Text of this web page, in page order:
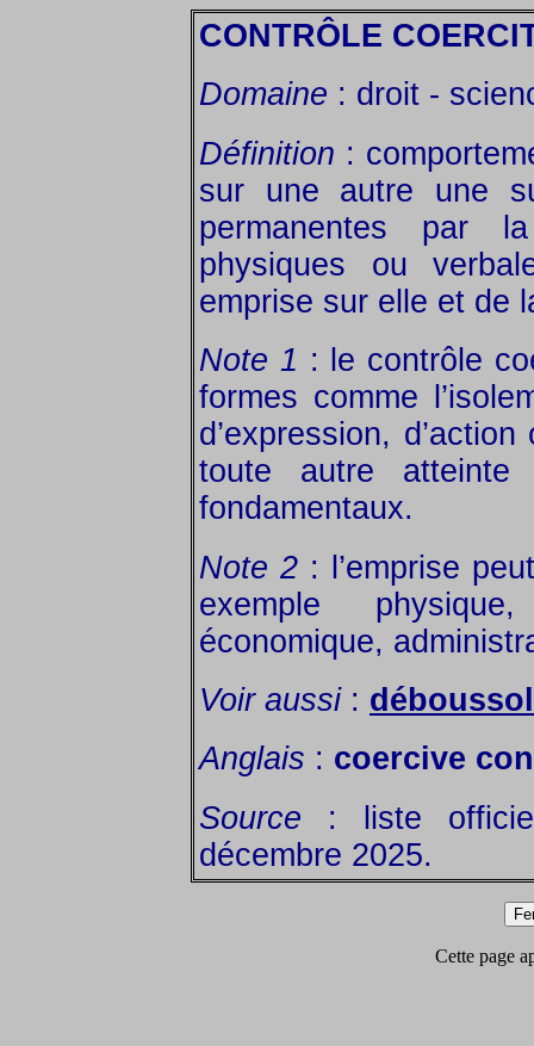
CONTRÔLE
Domaine : droit -
Définition :
sur une autre une
permanentes par
physiques ou
emprise sur elle et de
Note 1 : le contrôle
formes comme
d’expression,
toute autre
fondamentaux.
Note 2: l’emprise
exemple
économique,
Voir aussi:
Anglais : coercive
Source : liste
décembre 2025.
Cette page